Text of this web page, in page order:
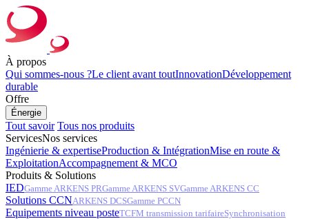
À propos
Qui sommes-nous ?Le client avant toutInnovationDéveloppement
durable
Offre
Énergie
Tout savoir Tous nos produits
ServicesNos services
Ingénierie & expertiseProduction & IntégrationMise en route &
ExploitationAccompagnement & MCO
Produits & Solutions
IEDGamme ARKENS PRGamme ARKENS SVGamme ARKENS CC
Solutions CCNARKENS DCSGamme PCCN
Equipements niveau posteTCFM transmission tarifaireSynchronisation